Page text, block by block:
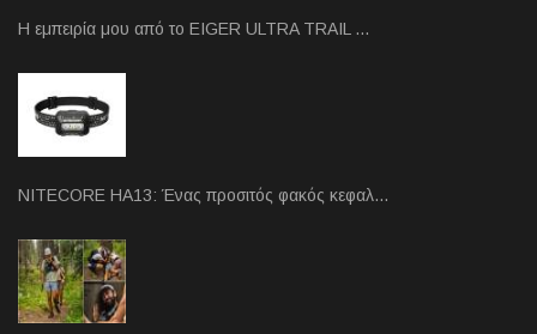
Η εμπειρία μου από το EIGER ULTRA TRAIL …
NITECORE HA13: Ένας προσιτός φακός κεφαλ…